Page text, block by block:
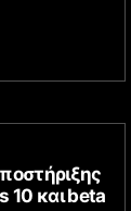
10 και beta